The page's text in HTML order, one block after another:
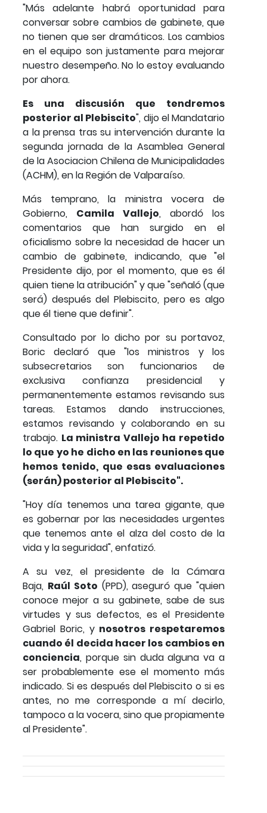
"Más adelante habrá oportunidad para
conversar sobre cambios de gabinete, que
no tienen que ser dramáticos. Los cambios
en el equipo son justamente para mejorar
nuestro desempeño. No lo estoy evaluando
por ahora.
Es una discusión que tendremos
posterior al Plebiscito", dijo el Mandatario
a la prensa tras su intervención durante la
segunda jornada de la Asamblea General
de la Asociacion Chilena de Municipalidades
(ACHM), en la Región de Valparaíso.
Más temprano, la ministra vocera de
Gobierno, Camila Vallejo, abordó los
comentarios que han surgido en el
oficialismo sobre la necesidad de hacer un
cambio de gabinete, indicando, que "el
Presidente dijo, por el momento, que es él
quien tiene la atribución" y que "señaló (que
será) después del Plebiscito, pero es algo
que él tiene que definir".
Consultado por lo dicho por su portavoz,
Boric declaró que "los ministros y los
subsecretarios son funcionarios de
exclusiva confianza presidencial y
permanentemente estamos revisando sus
tareas. Estamos dando instrucciones,
estamos revisando y colaborando en su
trabajo. La ministra Vallejo ha repetido
lo que yo he dicho en las reuniones que
hemos tenido, que esas evaluaciones
(serán) posterior al Plebiscito".
"Hoy día tenemos una tarea gigante, que
es gobernar por las necesidades urgentes
que tenemos ante el alza del costo de la
vida y la seguridad", enfatizó.
A su vez, el presidente de la Cámara
Baja, Raúl Soto (PPD), aseguró que "quien
conoce mejor a su gabinete, sabe de sus
virtudes y sus defectos, es el Presidente
Gabriel Boric, y nosotros respetaremos
cuando él decida hacer los cambios en
conciencia, porque sin duda alguna va a
ser probablemente ese el momento más
indicado. Si es después del Plebiscito o si es
antes, no me corresponde a mí decirlo,
tampoco a la vocera, sino que propiamente
al Presidente".